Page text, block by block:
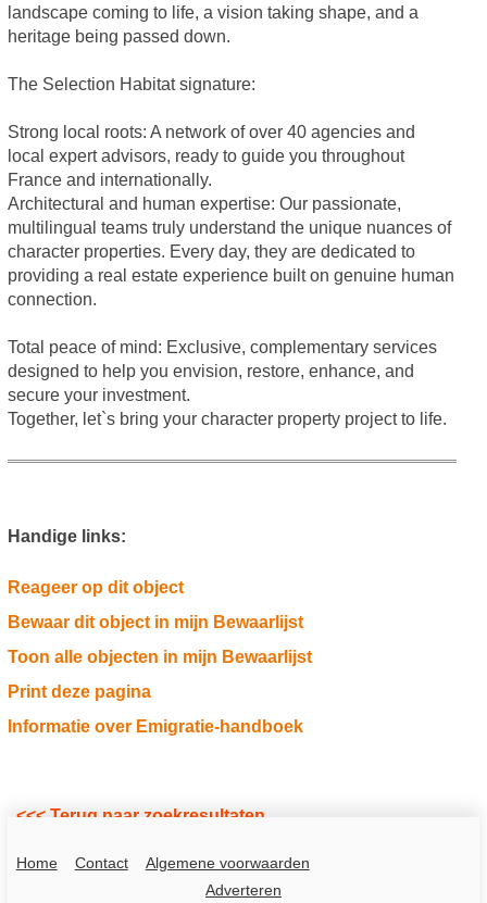
landscape coming to life, a vision taking shape, and a
heritage being passed down.
The Selection Habitat signature:
Strong local roots: A network of over 40 agencies and
local expert advisors, ready to guide you throughout
France and internationally.
Architectural and human expertise: Our passionate,
multilingual teams truly understand the unique nuances of
character properties. Every day, they are dedicated to
providing a real estate experience built on genuine human
connection.
Total peace of mind: Exclusive, complementary services
designed to help you envision, restore, enhance, and
secure your investment.
Together, let`s bring your character property project to life.
Handige links:
Reageer op dit object
Bewaar dit object in mijn Bewaarlijst
Toon alle objecten in mijn Bewaarlijst
Print deze pagina
Informatie over Emigratie-handboek
<<< Terug naar zoekresultaten
Home Contact
Algemene voorwaarden
Adverteren